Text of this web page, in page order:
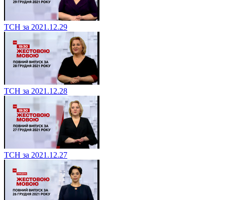
ТСН за 2021.12.29
ТСН за 2021.12.28
ТСН за 2021.12.27